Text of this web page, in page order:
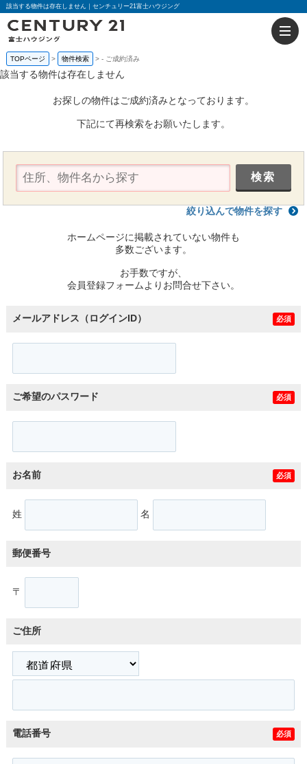
該当する物件は存在しません｜センチュリー21富士ハウジング
TOPページ 物件検索 - ご成約済み
該当する物件は存在しません
お探しの物件はご成約済みとなっております。
下記にて再検索をお願いたします。
絞り込んで物件を探す
ホームページに掲載されていない物件も
多数ございます。
お手数ですが、
会員登録フォームよりお問合せ下さい。
メールアドレス（ログインID） 必須
ご希望のパスワード 必須
お名前 必須
姓 名
郵便番号
〒
ご住所
電話番号 必須